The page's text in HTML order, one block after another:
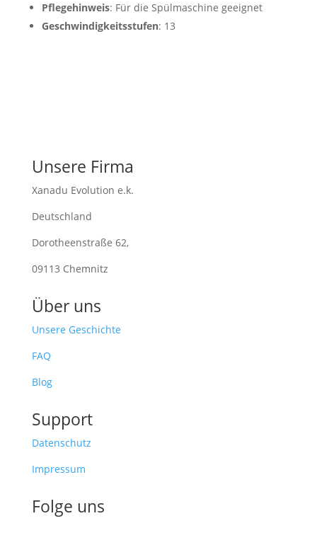
Pflegehinweis: Für die Spülmaschine geeignet
Geschwindigkeitsstufen: 13
Unsere Firma
Xanadu Evolution e.k.
Deutschland
Dorotheenstraße 62,
09113 Chemnitz
Über uns
Unsere Geschichte
FAQ
Blog
Support
Datenschutz
Impressum
Folge uns